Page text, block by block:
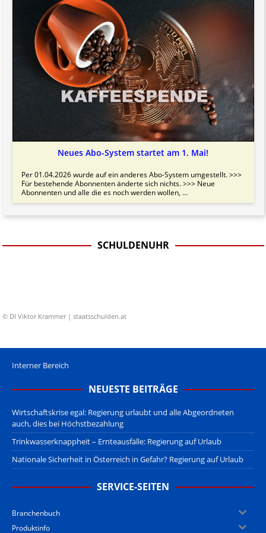
Neues Abo-System startet am 1. Mai!
Per 01.04.2026 wurde auf ein anderes Abo-System umgestellt. >>>
Für bestehende Abonnenten änderte sich nichts. >>> Neue
Abonnenten und alle die es noch werden wollen, ...
SCHULDENUHR
© DI Viktor Krammer | staatsschulden.at
Interner Bereich
NEUESTE BEITRÄGE
Wirtschaftskrise egal: Regierung urlaubt und alle Abgeordneten
auch, dies bei Höchstbezahlung
Trinkwasserknappheit – Ernteausfälle: Regierung auf Urlaub
Nationale Sicherheit in Österreich in Gefahr? Regierung auf Urlaub
SERVICE-SEITEN
Branchenbuch
Produktinfo